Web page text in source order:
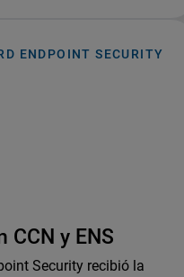
ENDPOINT SECURITY
CCN y ENS
Security recibió la